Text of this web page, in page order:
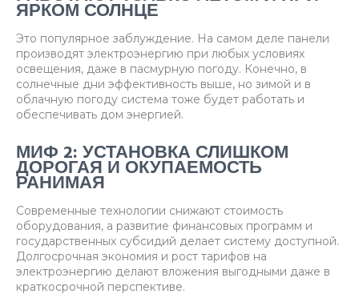
ЯРКОМ СОЛНЦЕ
Это популярное заблуждение. На самом деле панели
производят электроэнергию при любых условиях
освещения, даже в пасмурную погоду. Конечно, в
солнечные дни эффективность выше, но зимой и в
облачную погоду система тоже будет работать и
обеспечивать дом энергией.
МИФ 2: УСТАНОВКА СЛИШКОМ
ДОРОГАЯ И ОКУПАЕМОСТЬ
РАНИМАЯ
Современные технологии снижают стоимость
оборудования, а развитие финансовых программ и
государственных субсидий делает систему доступной.
Долгосрочная экономия и рост тарифов на
электроэнергию делают вложения выгодными даже в
краткосрочной перспективе.